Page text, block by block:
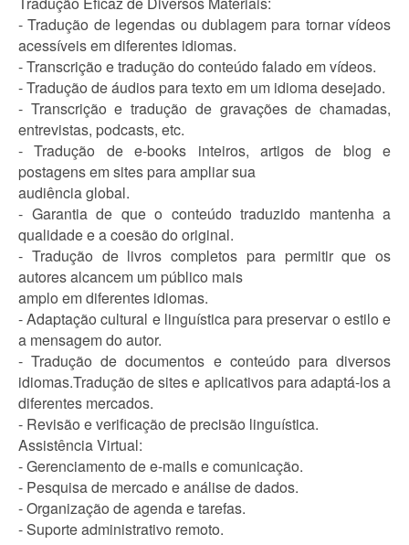
- Tradução de legendas ou dublagem para tornar vídeos
acessíveis em diferentes idiomas.
- Transcrição e tradução do conteúdo falado em vídeos.
- Tradução de áudios para texto em um idioma desejado.
- Transcrição e tradução de gravações de chamadas,
entrevistas, podcasts, etc.
- Tradução de e-books inteiros, artigos de blog e
postagens em sites para ampliar sua
audiência global.
- Garantia de que o conteúdo traduzido mantenha a
qualidade e a coesão do original.
- Tradução de livros completos para permitir que os
autores alcancem um público mais
amplo em diferentes idiomas.
- Adaptação cultural e linguística para preservar o estilo e
a mensagem do autor.
- Tradução de documentos e conteúdo para diversos
idiomas.Tradução de sites e aplicativos para adaptá-los a
diferentes mercados.
- Revisão e verificação de precisão linguística.
Assistência Virtual:
- Gerenciamento de e-mails e comunicação.
- Pesquisa de mercado e análise de dados.
- Organização de agenda e tarefas.
- Suporte administrativo remoto.